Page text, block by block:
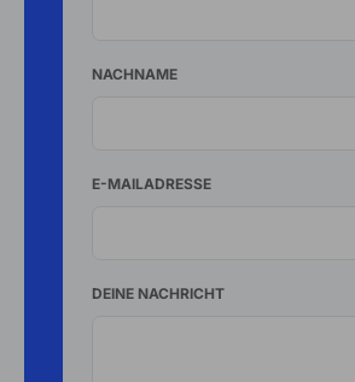
NACHNAME
E-MAILADRESSE
DEINE NACHRICHT